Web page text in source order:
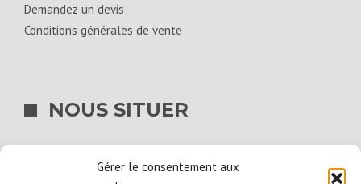
Gérer le consentement aux
Demandez un devis
Conditions générales de vente
NOUS SITUER